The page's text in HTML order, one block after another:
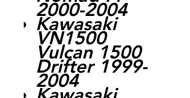
2000-2004
Kawasaki
VN1500
Vulcan 1500
Drifter 1999-
2004